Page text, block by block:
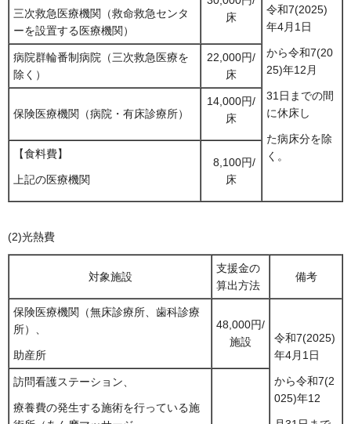
三次救急医療機関（救命救急センタ
ーを設置する医療機関）
床
令和7(2025)
年4月1日
から令和7(20
25)年12月
31日までの間
に休床し
た病床分を除
く。
病院群輪番制病院（三次救急医療を
除く）
22,000円/
床
保険医療機関（病院・有床診療所）
14,000円/
床
【食料費】
上記の医療機関
8,100円/
床
(2)光熱費
対象施設
支援金の
算出方法
備考
保険医療機関（無床診療所、歯科診療
所）、
助産所
48,000円/
施設
令和7(2025)
年4月1日
から令和7(2
025)年12
訪問看護ステーション、
療養費の発生する施術を行っている施